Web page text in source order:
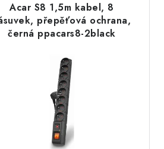
Acar S8 1,5m kabel, 8
přepěťová ochrana,
černá ppacars8-2black